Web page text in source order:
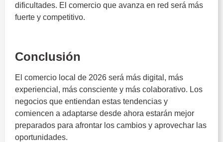
dificultades. El comercio que avanza en red será más
fuerte y competitivo.
Conclusión
El comercio local de 2026 será más digital, más
experiencial, más consciente y más colaborativo. Los
negocios que entiendan estas tendencias y
comiencen a adaptarse desde ahora estarán mejor
preparados para afrontar los cambios y aprovechar las
oportunidades.